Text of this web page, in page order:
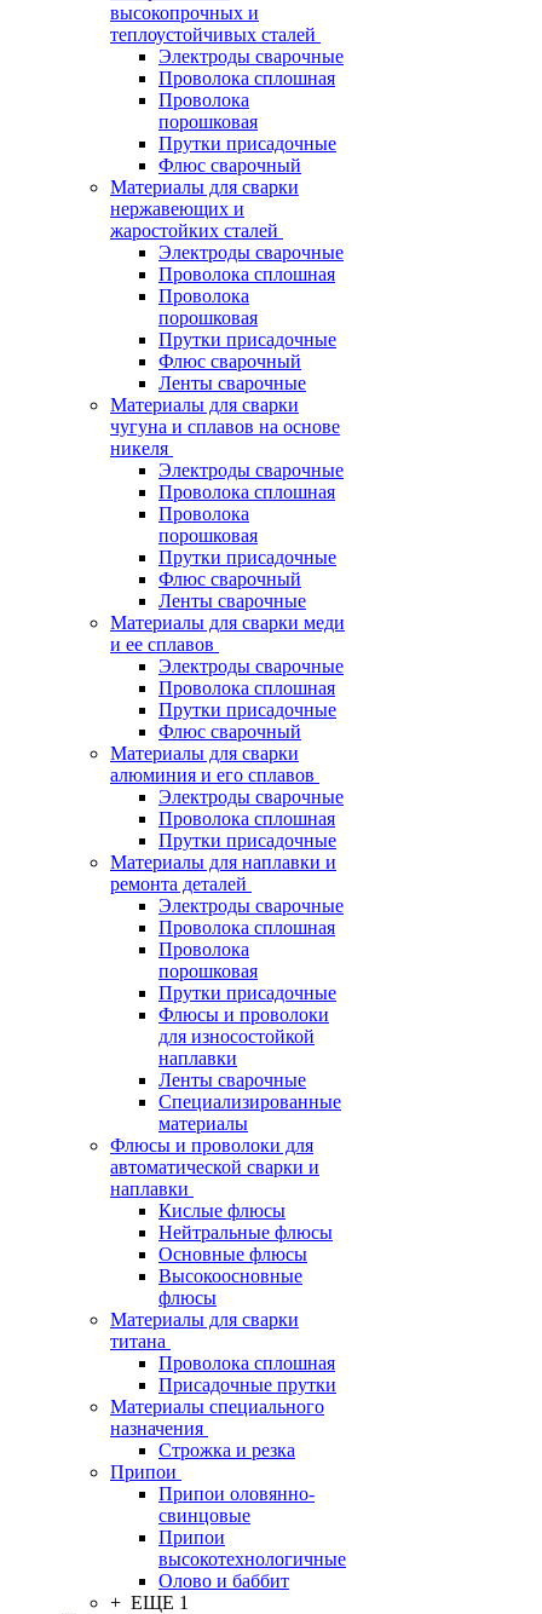
высокопрочных и
теплоустойчивых сталей
Электроды сварочные
Проволока сплошная
Проволока
порошковая
Прутки присадочные
Флюс сварочный
Материалы для сварки
нержавеющих и
жаростойких сталей
Электроды сварочные
Проволока сплошная
Проволока
порошковая
Прутки присадочные
Флюс сварочный
Ленты сварочные
Материалы для сварки
чугуна и сплавов на основе
никеля
Электроды сварочные
Проволока сплошная
Проволока
порошковая
Прутки присадочные
Флюс сварочный
Ленты сварочные
Материалы для сварки меди
и ее сплавов
Электроды сварочные
Проволока сплошная
Прутки присадочные
Флюс сварочный
Материалы для сварки
алюминия и его сплавов
Электроды сварочные
Проволока сплошная
Прутки присадочные
Материалы для наплавки и
ремонта деталей
Электроды сварочные
Проволока сплошная
Проволока
порошковая
Прутки присадочные
Флюсы и проволоки
для износостойкой
наплавки
Ленты сварочные
Специализированные
материалы
Флюсы и проволоки для
автоматической сварки и
наплавки
Кислые флюсы
Нейтральные флюсы
Основные флюсы
Высокоосновные
флюсы
Материалы для сварки
титана
Проволока сплошная
Присадочные прутки
Материалы специального
назначения
Строжка и резка
Припои
Припои оловянно-
свинцовые
Припои
высокотехнологичные
Олово и баббит
+ ЕЩЕ 1